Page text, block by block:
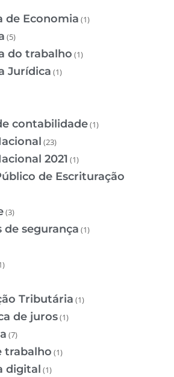
de Economia (1)
(5)
do trabalho (1)
Jurídica (1)
contabilidade(1)
(23)
2021 (1)
de Escrituração
(3)
segurança (1)
Tributária (1)
de juros(1)
(7)
trabalho (1)
digital (1)